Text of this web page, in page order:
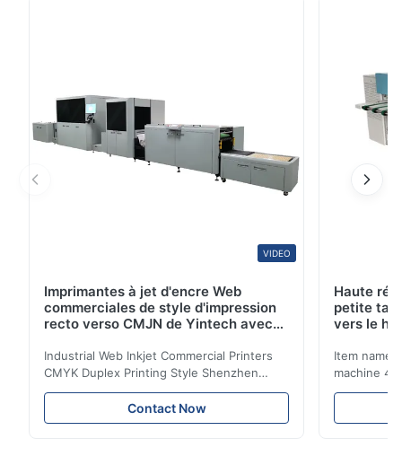
VIDEO
Imprimantes à jet d'encre Web
commerciales de style d'impression
recto verso CMJN de Yintech avec
Industrial Web Inkjet Commercial Printers
CMYK Duplex Printing Style Shenzhen
Yintech Co.,LTD is a modern high-tech
enterprise specialized in pre-press plate
making equipment, integrating design, R&D,
Contact Now
Haute
petite
vers le
Item name
machine 4-
max format
choose